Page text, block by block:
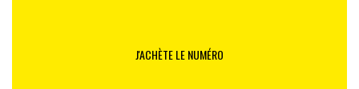
J'ACHÈTE LE NUMÉRO